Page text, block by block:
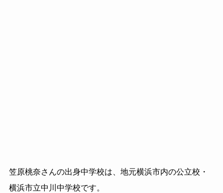
笠原桃奈さんの出身中学校は、地元横浜市内の公立校・
横浜市立中川中学校です。